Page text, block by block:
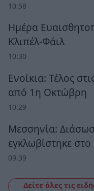
10:58
Ημέρα
Κλιπέλ-Φάιλ
10:30
Ενοίκια: Τέλος
από 1η Οκτώβρη
10:29
Μεσσηνία:
εγκλωβίστηκε
09:39
Δείτε όλες τις